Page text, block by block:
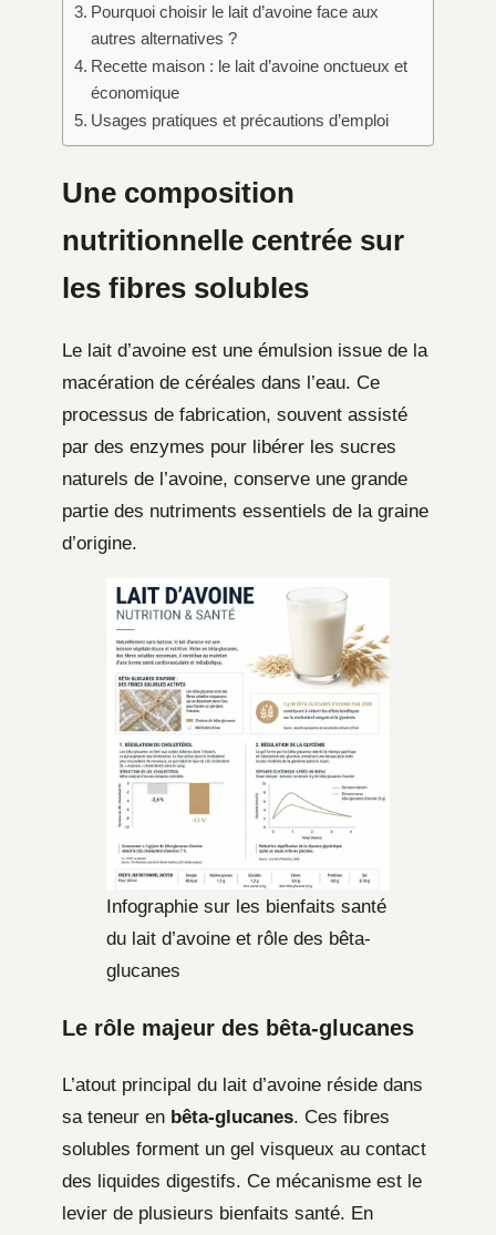
Pourquoi choisir le lait d’avoine face aux
autres alternatives ?
Recette maison : le lait d’avoine onctueux et
économique
Usages pratiques et précautions d’emploi
Une composition
nutritionnelle centrée sur
les fibres solubles
Le lait d’avoine est une émulsion issue de la
macération de céréales dans l’eau. Ce
processus de fabrication, souvent assisté
par des enzymes pour libérer les sucres
naturels de l’avoine, conserve une grande
partie des nutriments essentiels de la graine
d’origine.
Infographie sur les bienfaits santé
du lait d’avoine et rôle des bêta-
glucanes
Le rôle majeur des bêta-glucanes
L’atout principal du lait d’avoine réside dans
sa teneur en bêta-glucanes. Ces fibres
solubles forment un gel visqueux au contact
des liquides digestifs. Ce mécanisme est le
levier de plusieurs bienfaits santé. En